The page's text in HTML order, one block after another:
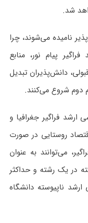
شد.
نامیده می‌شوند، چرا
پیام نور، منابع
دانش‌پذیران تبدیل
دوم شروع می‌کنند.
ارشد فراگیر جغرافیا و
روستایی در صورت
می‌توانند به عنوان
در یک رشته و حداکثر
ارشد ناپیوسته دانشگاه